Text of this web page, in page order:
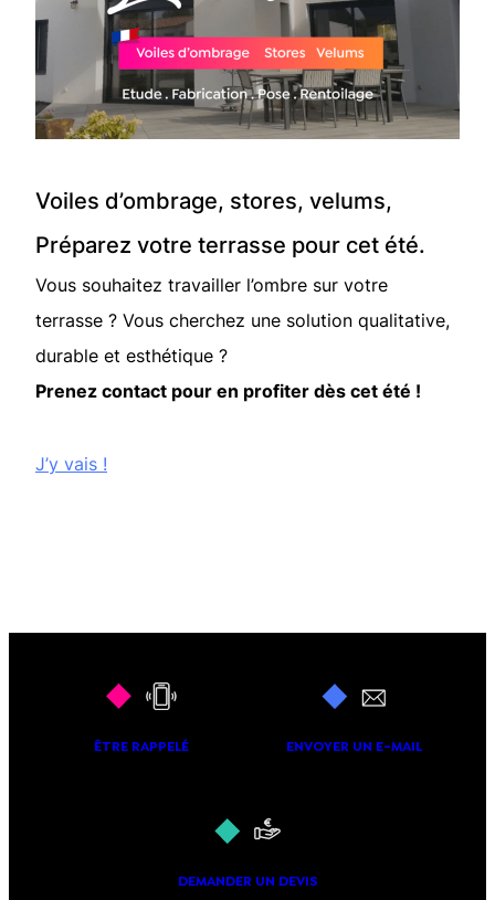
Voiles d’ombrage, stores, velums,
Préparez votre terrasse pour cet été.
Vous souhaitez travailler l’ombre sur votre
terrasse ? Vous cherchez une solution qualitative,
durable et esthétique ?
Prenez contact pour en profiter dès cet été !
J’y vais !
ÊTRE RAPPELÉ ENVOYER UN E-MAIL
DEMANDER UN DEVIS